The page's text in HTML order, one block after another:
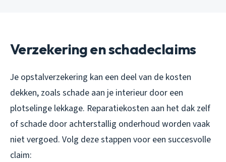
Verzekering en schadeclaims
Je opstalverzekering kan een deel van de kosten
dekken, zoals schade aan je interieur door een
plotselinge lekkage. Reparatiekosten aan het dak zelf
of schade door achterstallig onderhoud worden vaak
niet vergoed. Volg deze stappen voor een succesvolle
claim: